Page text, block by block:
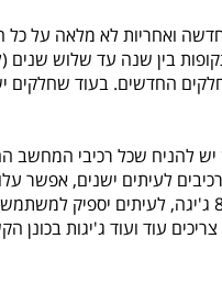
ואחריות לא מלאה על כל
בין שנה עד שלוש שנים
החדשים. בעוד שחלקים
להניח שכל רכיבי המחשב
לעיתים ישנים, אפשר
והם לא עומדים בצרכים הנדרשים. לדוגמא, שדרוג מחשב עם כונן של
עוד ועוד ג'יגות בכונן